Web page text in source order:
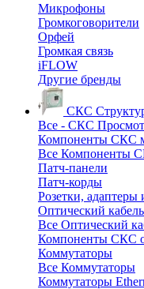
Микрофоны
Громкоговорители
Орфей
Громкая связь
iFLOW
Другие бренды
СКС
Все - СКС
Компоненты СКС
Все Компоненты
Патч-панели
Патч-корды
Розетки,
Оптический
Все Оптический
Компоненты СКС
Коммутаторы
Все Коммутаторы
Коммутаторы